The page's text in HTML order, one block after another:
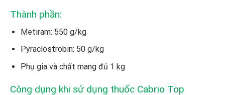
Thành phần:
Metiram: 550 g/kg
Pyraclostrobin: 50 g/kg
Phụ gia và chất mang đủ 1 kg
Công dụng khi sử dụng thuốc Cabrio Top